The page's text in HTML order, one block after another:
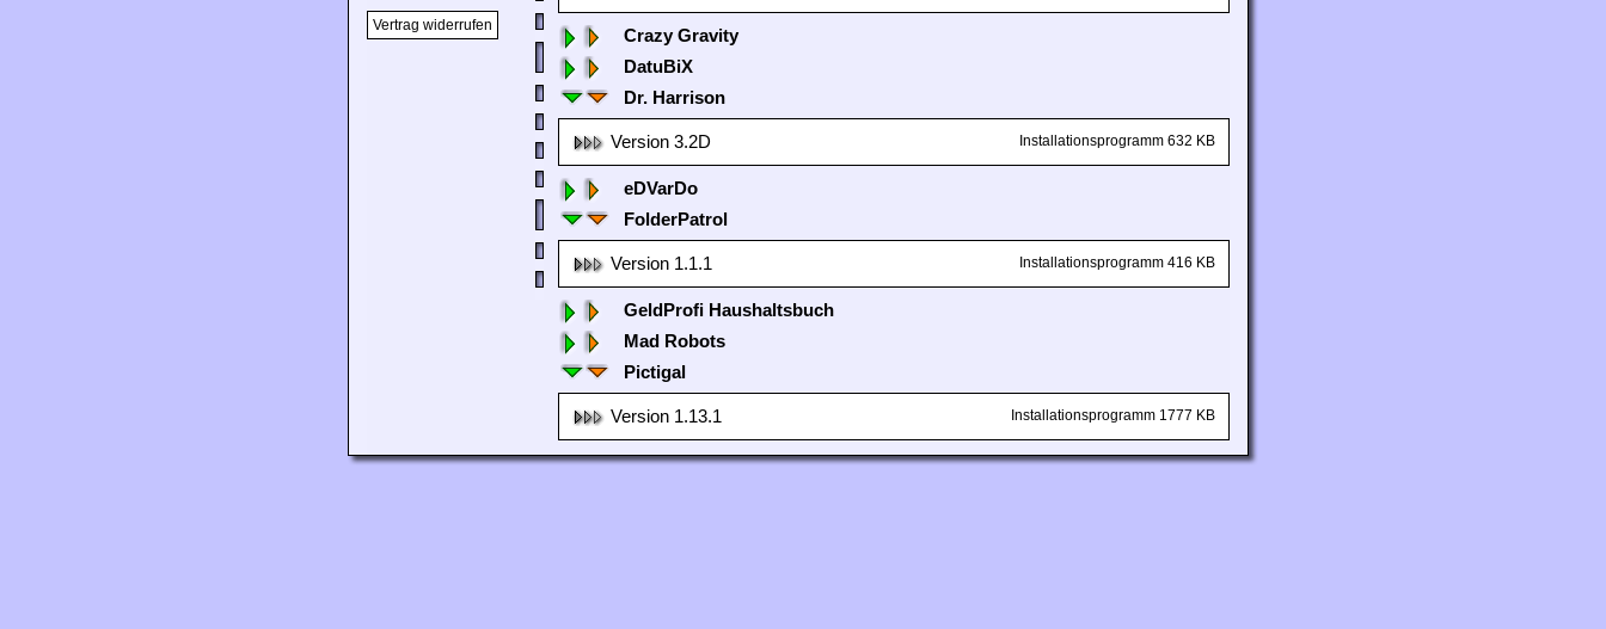
Vertrag widerrufen
Crazy Gravity
DatuBiX
Dr. Harrison
Version 3.2D Installationsprogramm 632 KB
eDVarDo
FolderPatrol
Version 1.1.1 Installationsprogramm 416 KB
GeldProfi Haushaltsbuch
Mad Robots
Pictigal
Version 1.13.1 Installationsprogramm 1777 KB